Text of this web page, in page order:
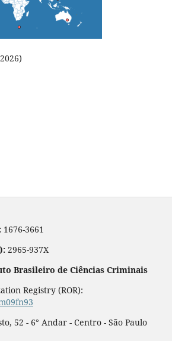
1676-3661
2965-937X
Brasileiro de Ciências Criminais
Registry (ROR):
52 - 6° Andar - Centro - São Paulo